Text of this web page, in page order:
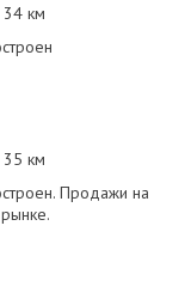
34 км
35 км
Продажи на